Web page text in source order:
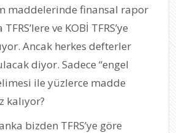
maddelerinde finansal rapor
ve KOBİ TFRS’ye
Ancak herkes defterler
diyor. Sadece “engel
ile yüzlerce madde
kalıyor?
bizden TFRS’ye göre